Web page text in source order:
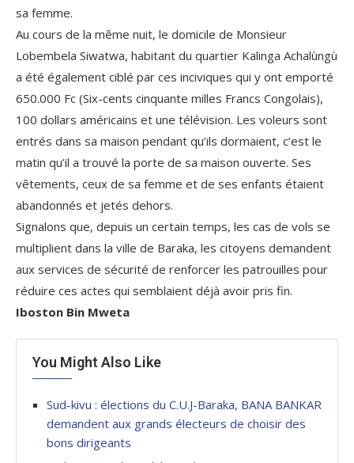
sa femme.
Au cours de la même nuit, le domicile de Monsieur
Lobembela Siwatwa, habitant du quartier Kalinga Achalùngù
a été également ciblé par ces inciviques qui y ont emporté
650.000 Fc (Six-cents cinquante milles Francs Congolais),
100 dollars américains et une télévision. Les voleurs sont
entrés dans sa maison pendant qu’ils dormaient, c’est le
matin qu’il a trouvé la porte de sa maison ouverte. Ses
vêtements, ceux de sa femme et de ses enfants étaient
abandonnés et jetés dehors.
Signalons que, depuis un certain temps, les cas de vols se
multiplient dans la ville de Baraka, les citoyens demandent
aux services de sécurité de renforcer les patrouilles pour
réduire ces actes qui semblaient déjà avoir pris fin.
Iboston Bin Mweta
You Might Also Like
Sud-kivu : élections du C.U.J-Baraka, BANA BANKAR
demandent aux grands électeurs de choisir des
bons dirigeants